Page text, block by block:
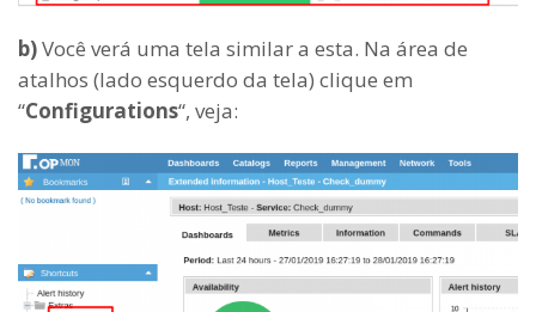
b)Você verá uma tela similar a esta. Na área de
atalhos (lado esquerdo da tela) clique em
“Configurations“, veja: